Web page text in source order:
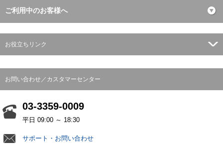
ご利用中のお客様へ
お役立ちリンク
お問い合わせ／カスタマーセンター
03-3359-0009
平日 09:00 ～ 18:30
サポート・お問い合わせ